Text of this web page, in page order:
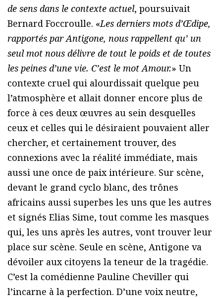
de sens dans le contexte actuel, poursuivait
Bernard Foccroulle. «Les derniers mots d’Œdipe,
rapportés par Antigone, nous rappellent qu’ un
seul mot nous délivre de tout le poids et de toutes
les peines d’une vie. C’est le mot Amour.» Un
contexte cruel qui alourdissait quelque peu
l’atmosphère et allait donner encore plus de
force à ces deux œuvres au sein desquelles
ceux et celles qui le désiraient pouvaient aller
chercher, et certainement trouver, des
connexions avec la réalité immédiate, mais
aussi une once de paix intérieure. Sur scène,
devant le grand cyclo blanc, des trônes
africains aussi superbes les uns que les autres
et signés Elias Sime, tout comme les masques
qui, les uns après les autres, vont trouver leur
place sur scène. Seule en scène, Antigone va
dévoiler aux citoyens la teneur de la tragédie.
C’est la comédienne Pauline Cheviller qui
l’incarne à la perfection. D’une voix neutre,